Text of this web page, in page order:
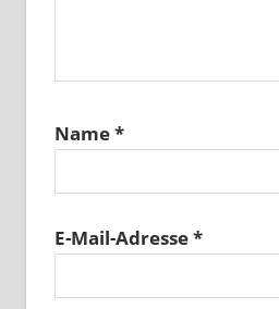
Name*
E-Mail-Adresse*